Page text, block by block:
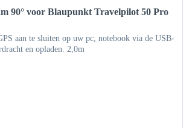
90° voor Blaupunkt Travelpilot 50 Pro
aan te sluiten op uw pc, notebook via de USB-
en opladen. 2,0m